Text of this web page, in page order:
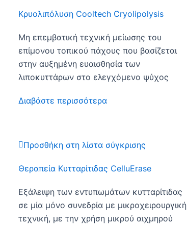
Κρυολιπόλυση Cooltech Cryolipolysis
Μη επεμβατική τεχνική μείωσης του
επίμονου τοπικού πάχους που βασίζεται
στην αυξημένη ευαισθησία των
λιποκυττάρων στο ελεγχόμενο ψύχος
Διαβάστε περισσότερα
Προσθήκη στη λίστα σύγκρισης
Θεραπεία Κυτταρίτιδας CelluErase
Εξάλειψη των εντυπωμάτων κυτταρίτιδας
σε μία μόνο συνεδρία με μικροχειρουργική
τεχνική, με την χρήση μικρού αιχμηρού